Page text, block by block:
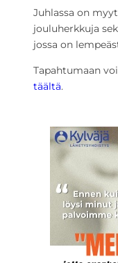
Juhlassa on
jouluherkkuja
jossa on
Tapahtumaan
täältä.